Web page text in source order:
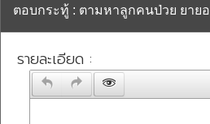
ตอบกระทู้ : ตามหาลูกคนป่วย ยาย
รายละเอียด :